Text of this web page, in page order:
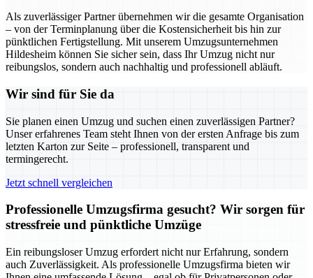
Als zuverlässiger Partner übernehmen wir die gesamte Organisation
– von der Terminplanung über die Kostensicherheit bis hin zur
pünktlichen Fertigstellung. Mit unserem Umzugsunternehmen
Hildesheim können Sie sicher sein, dass Ihr Umzug nicht nur
reibungslos, sondern auch nachhaltig und professionell abläuft.
Wir sind für Sie da
Sie planen einen Umzug und suchen einen zuverlässigen Partner?
Unser erfahrenes Team steht Ihnen von der ersten Anfrage bis zum
letzten Karton zur Seite – professionell, transparent und
termingerecht.
Jetzt schnell vergleichen
Professionelle Umzugsfirma gesucht? Wir sorgen für
stressfreie und pünktliche Umzüge
Ein reibungsloser Umzug erfordert nicht nur Erfahrung, sondern
auch Zuverlässigkeit. Als professionelle Umzugsfirma bieten wir